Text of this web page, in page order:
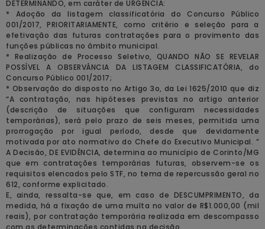
DETERMINANDO, em caráter de URGÊNCIA:
* Adoção da listagem classificatória do Concurso Público
001/2017, PRIORITARIAMENTE, como critério e seleção para a
efetivação das futuras contratações para o provimento das
funções públicas no âmbito municipal.
* Realização de Processo Seletivo, QUANDO NÃO SE REVELAR
POSSÍVEL A OBSERVÂNCIA DA LISTAGEM CLASSIFICATÓRIA, do
Concurso Público 001/2017;
* Observação do disposto no Artigo 3o, da Lei 1625/2010 que diz
“A contratação, nas hipóteses previstas no artigo anterior
(descrição de situações que configuram necessidades
temporárias), será pelo prazo de seis meses, permitida uma
prorrogação por igual período, desde que devidamente
motivada por ato normativo do Chefe do Executivo Municipal. ”
A Decisão, DE EVIDÊNCIA, determina ao município de Corinto/MG
que em contratações temporárias futuras, observem-se os
requisitos elencados pelo STF, no tema de repercussão geral no
612, conforme explicitado.
E, ainda, ressalta-se que, em caso de DESCUMPRIMENTO, da
medida, há a fixação de uma multa no valor de R$1.000,00 (mil
reais), por contratação temporária realizada em descompasso